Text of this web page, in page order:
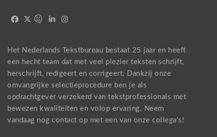
Het Nederlands Tekstbureau bestaat 25 jaar en heeft
een hecht team dat met veel plezier teksten schrijft,
herschrijft, redigeert en corrigeert. Dankzij onze
omvangrijke selectieprocedure ben je als
opdrachtgever verzekerd van tekstprofessionals met
bewezen kwaliteiten en volop ervaring. Neem
vandaag nog contact op met een van onze collega's!